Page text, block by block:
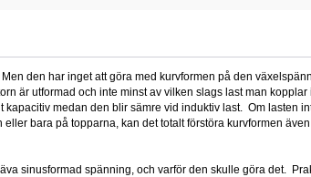
den har inget att göra med kurvformen på den
är utformad och inte minst av vilken slags last man kopplar
medan den blir sämre vid induktiv last. Om lasten
bara på topparna, kan det totalt förstöra kurvformen
sinusformad spänning, och varför den skulle göra det.